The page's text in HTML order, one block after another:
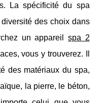
La spécificité du spa
des choix dans
un appareil spa 2
vous y trouverez. Il
des matériaux du spa,
la pierre, le béton,